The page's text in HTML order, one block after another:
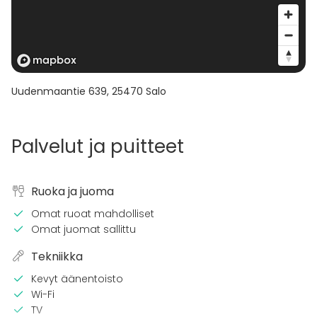
Uudenmaantie 639, 25470 Salo
Palvelut ja puitteet
Ruoka ja juoma
Omat ruoat mahdolliset
Omat juomat sallittu
Tekniikka
Kevyt äänentoisto
Wi-Fi
TV